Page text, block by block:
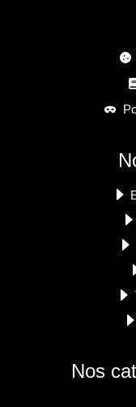
Nos